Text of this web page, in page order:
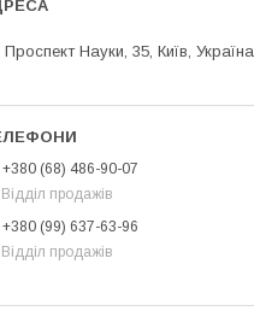
Проспект Науки, 35, Київ, Україна
+380 (68) 486-90-07
Відділ продажів
+380 (99) 637-63-96
Відділ продажів